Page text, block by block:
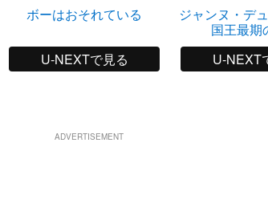
ボーはおそれている
U-NEXTで見る
ジャンヌ・デ
国王最期
U-NEXT
ADVERTISEMENT